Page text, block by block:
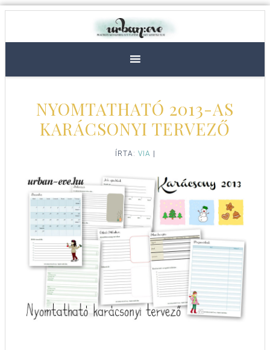
NYOMTATHATÓ 2013-AS
KARÁCSONYI TERVEZŐ
ÍRTA: VIA